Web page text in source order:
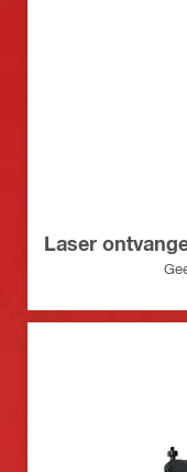
Laser